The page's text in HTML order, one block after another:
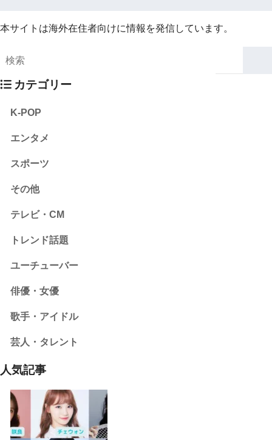
本サイトは海外在住者向けに情報を発信しています。
カテゴリー
K-POP
エンタメ
スポーツ
その他
テレビ・CM
トレンド話題
ユーチューバー
俳優・女優
歌手・アイドル
芸人・タレント
人気記事